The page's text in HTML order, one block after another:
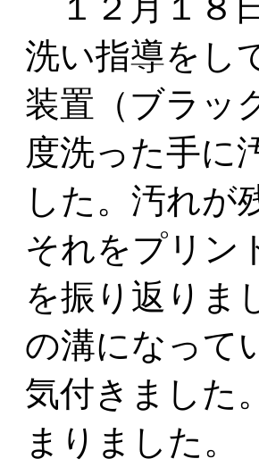
１２月１８
洗い指導をし
装置（ブラッ
度洗った手に
した。汚れが
それをプリン
を振り返りま
の溝になって
気付きました
まりました。